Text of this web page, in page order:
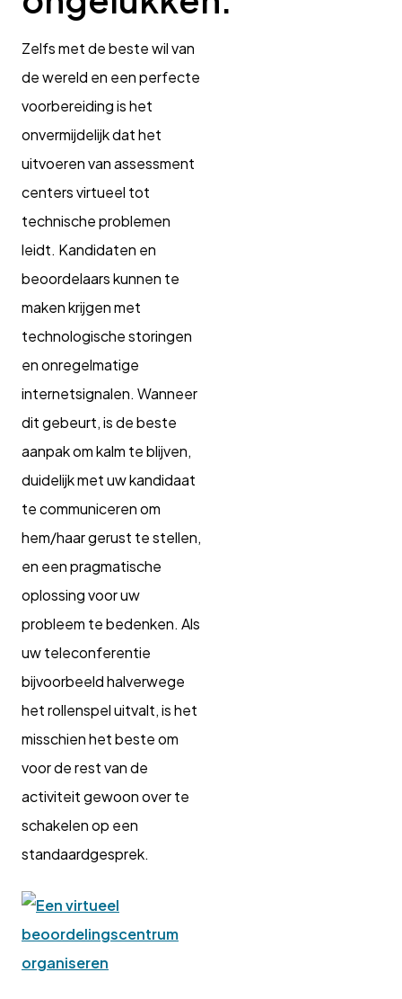
Zelfs met de beste wil van
de wereld en een perfecte
voorbereiding is het
onvermijdelijk dat het
uitvoeren van assessment
centers virtueel tot
technische problemen
leidt. Kandidaten en
beoordelaars kunnen te
maken krijgen met
technologische storingen
en onregelmatige
internetsignalen. Wanneer
dit gebeurt, is de beste
aanpak om kalm te blijven,
duidelijk met uw kandidaat
te communiceren om
hem/haar gerust te stellen,
en een pragmatische
oplossing voor uw
probleem te bedenken. Als
uw teleconferentie
bijvoorbeeld halverwege
het rollenspel uitvalt, is het
misschien het beste om
voor de rest van de
activiteit gewoon over te
schakelen op een
standaardgesprek.